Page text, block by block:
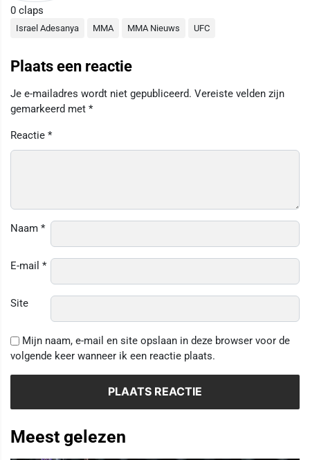
0 claps
Israel Adesanya MMA MMA Nieuws UFC
Plaats een reactie
Je e-mailadres wordt niet gepubliceerd. Vereiste velden zijn
gemarkeerd met *
Reactie *
Naam *
E-mail *
Site
Mijn naam, e-mail en site opslaan in deze browser voor de
volgende keer wanneer ik een reactie plaats.
Meest gelezen